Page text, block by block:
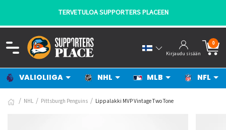
TERVETULOA SUPPORTERS PLACEEN
Kirjaudu sisään
0
VALIOLIIGA NHL MLB NFL
NHL Pittsburgh Penguins Lippalakki MVP Vintage Two Tone